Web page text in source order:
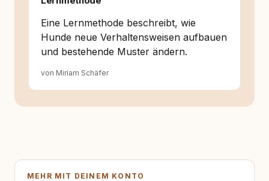
Eine Lernmethode beschreibt, wie
Hunde neue Verhaltensweisen aufbauen
und bestehende Muster ändern.
von Miriam Schäfer
MEHR MIT DEINEM KONTO